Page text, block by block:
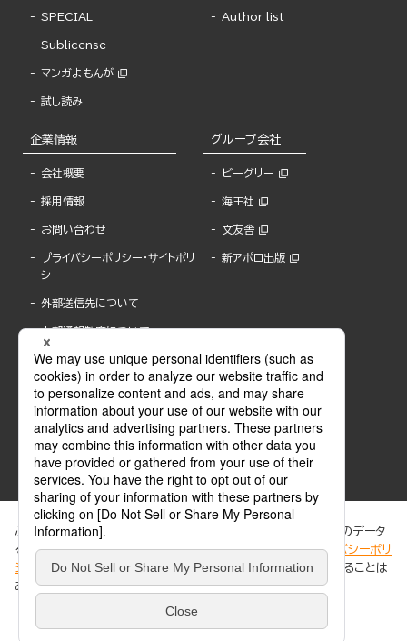
SPECIAL
Sublicense
マンガよもんが
試し読み
Author list
企業情報
会社概要
採用情報
お問い合わせ
プライバシーポリシー・サイトポリ
シー
外部送信先について
内部通報制度について
グループ会社
ビーグリー
海王社
文友舎
新アポロ出版
ABJマークは、この電子書店・電子書籍配信サービスが、著作権者からコンテンツ使用許諾を
得た正規版配信サービスであることを示す登録商標(登録番号 第6091713号)です。
ABJマークの詳細、ABJマークを掲示しているサービスの一覧はこちら。
ぶんか社が運営するサイトでは、利便性向上のためにCookie等のデータ
を使用しています。 当社のCookieについての詳細は、「プライバシーポリ
シー
」をご覧ください。当サイトでは、訪問者の個人情報を追跡することは
ありません。